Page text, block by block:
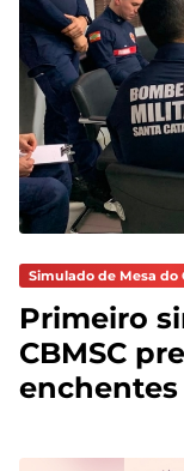
Simulado de Mesa do
Primeiro
CBMSC
enchentes